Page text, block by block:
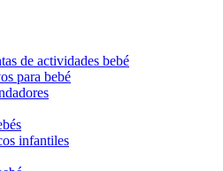
de actividades bebé
para bebé
infantiles